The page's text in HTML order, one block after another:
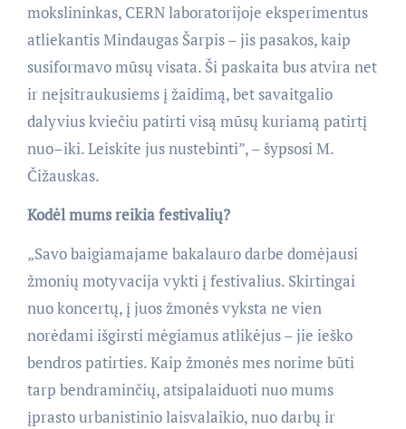
mokslininkas, CERN laboratorijoje eksperimentus
atliekantis Mindaugas Šarpis – jis pasakos, kaip
susiformavo mūsų visata. Ši paskaita bus atvira net
ir neįsitraukusiems į žaidimą, bet savaitgalio
dalyvius kviečiu patirti visą mūsų kuriamą patirtį
nuo–iki. Leiskite jus nustebinti”, – šypsosi M.
Čižauskas.
Kodėl mums reikia festivalių?
„Savo baigiamajame bakalauro darbe domėjausi
žmonių motyvacija vykti į festivalius. Skirtingai
nuo koncertų, į juos žmonės vyksta ne vien
norėdami išgirsti mėgiamus atlikėjus – jie ieško
bendros patirties. Kaip žmonės mes norime būti
tarp bendraminčių, atsipalaiduoti nuo mums
įprasto urbanistinio laisvalaikio, nuo darbų ir